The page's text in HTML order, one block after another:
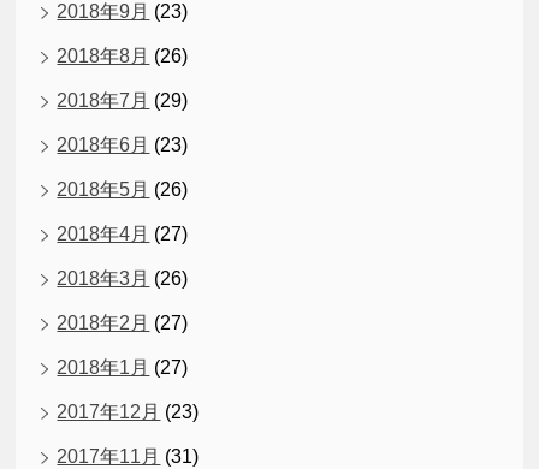
2018年9月 (23)
2018年8月 (26)
2018年7月 (29)
2018年6月 (23)
2018年5月 (26)
2018年4月 (27)
2018年3月 (26)
2018年2月 (27)
2018年1月 (27)
2017年12月 (23)
2017年11月 (31)